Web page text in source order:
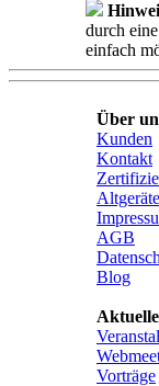
durch
einfach
Über
Kunden
Kontakt
Altgeräte
AGB
Blog
Vorträge